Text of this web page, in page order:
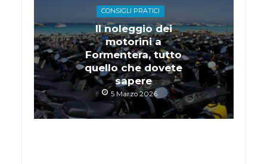
CONSIGLI PRATICI
Il noleggio dei
motorini a
Formentera, tutto
quello che dovete
sapere
5 Marzo 2026